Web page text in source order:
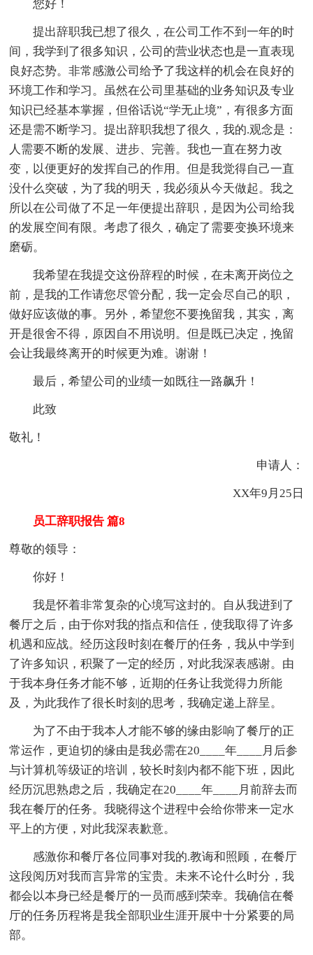
您好！
提出辞职我已想了很久，在公司工作不到一年的时
间，我学到了很多知识，公司的营业状态也是一直表现
良好态势。非常感激公司给予了我这样的机会在良好的
环境工作和学习。虽然在公司里基础的业务知识及专业
知识已经基本掌握，但俗话说“学无止境”，有很多方面
还是需不断学习。提出辞职我想了很久，我的.观念是：
人需要不断的发展、进步、完善。我也一直在努力改
变，以便更好的发挥自己的作用。但是我觉得自己一直
没什么突破，为了我的明天，我必须从今天做起。我之
所以在公司做了不足一年便提出辞职，是因为公司给我
的发展空间有限。考虑了很久，确定了需要变换环境来
磨砺。
我希望在我提交这份辞程的时候，在未离开岗位之
前，是我的工作请您尽管分配，我一定会尽自己的职，
做好应该做的事。另外，希望您不要挽留我，其实，离
开是很舍不得，原因自不用说明。但是既已决定，挽留
会让我最终离开的时候更为难。谢谢！
最后，希望公司的业绩一如既往一路飙升！
此致
敬礼！
申请人：
XX年9月25日
员工辞职报告 篇8
尊敬的领导：
你好！
我是怀着非常复杂的心境写这封的。自从我进到了
餐厅之后，由于你对我的指点和信任，使我取得了许多
机遇和应战。经历这段时刻在餐厅的任务，我从中学到
了许多知识，积聚了一定的经历，对此我深表感谢。由
于我本身任务才能不够，近期的任务让我觉得力所能
及，为此我作了很长时刻的思考，我确定递上辞呈。
为了不由于我本人才能不够的缘由影响了餐厅的正
常运作，更迫切的缘由是我必需在20____年____月后参
与计算机等级证的培训，较长时刻内都不能下班，因此
经历沉思熟虑之后，我确定在20____年____月前辞去而
我在餐厅的任务。我晓得这个进程中会给你带来一定水
平上的方便，对此我深表歉意。
感激你和餐厅各位同事对我的.教诲和照顾，在餐厅
这段阅历对我而言异常的宝贵。未来不论什么时分，我
都会以本身已经是餐厅的一员而感到荣幸。我确信在餐
厅的任务历程将是我全部职业生涯开展中十分紧要的局
部。